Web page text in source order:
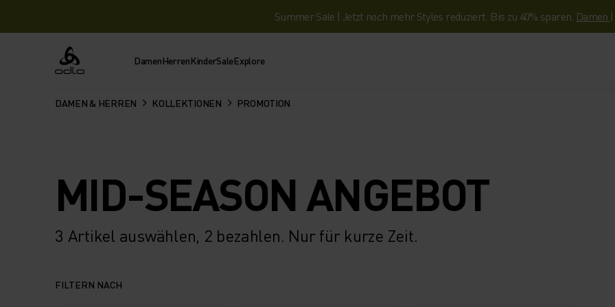
Summer Sale | Jetzt noch mehr Styles reduziert. Bis zu 40% sparen. Damen |
Odlo DamenHerrenKinderSaleExplore
DAMEN & HERREN KOLLEKTIONEN PROMOTION
MID-SEASON ANGEBOT
3 Artikel auswählen, 2 bezahlen. Nur für kurze Zeit.
FILTERN NACH